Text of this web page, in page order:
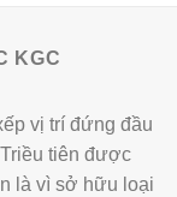
KGC
vị trí đứng đầu
tiên được
là vì sở hữu loại